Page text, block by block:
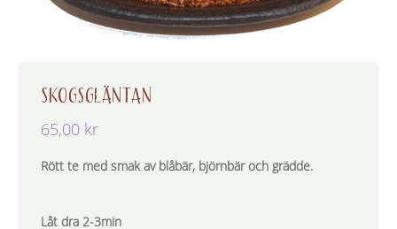
SKOGSGLÄNTAN
65,00 kr
Rött te med smak av blåbär, björnbär och grädde.
Låt dra 2-3min